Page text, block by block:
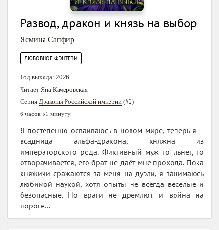
Развод, дракон и князь на выбор
Ясмина Сапфир
ЛЮБОВНОЕ ФЭНТЕЗИ
Год выхода: 2026
Читает Яна Качеровская
Серия Драконы Российской империи (#2)
6 часов 51 минуту
Я постепенно осваиваюсь в новом мире, теперь я –
всадница альфа-дракона, княжна из
императорского рода. Фиктивный муж то льнет, то
отворачивается, его брат не даёт мне прохода. Пока
княжичи сражаются за меня на дуэли, я занимаюсь
любимой наукой, хотя опыты не всегда веселые и
безопасные. Но враги не дремлют, и война на
пороге…